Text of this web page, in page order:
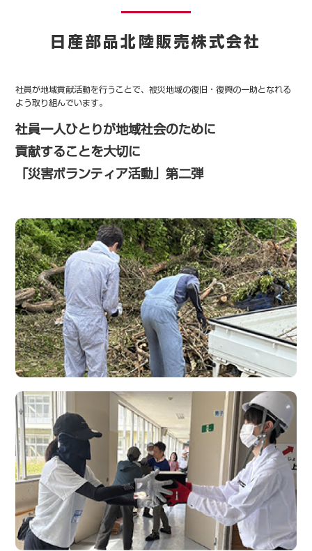
日産部品北陸販売株式会社
社員が地域貢献活動を行うことで、被災地域の復旧・復興の一助となれる
よう取り組んでいます。
社員一人ひとりが地域社会のために
貢献することを大切に
「災害ボランティア活動」第二弾